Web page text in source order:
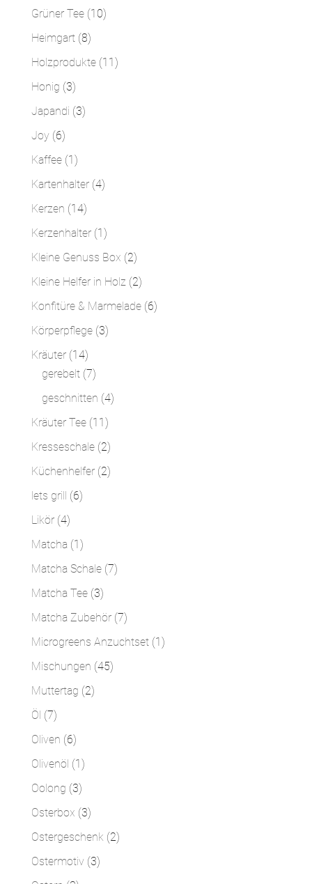
Produkte
Grüner Tee 1010
Heimgart 88
Produkte
Holzprodukte 11 11
Honig 33
Produkte
Japandi 33
Joy 66
Produkte
Kaffee 1 1
Produkt
Kartenhalter 44
Kerzen 1414
Produkte
Kerzenhalter 1 1
Produkt
Kleine Genuss Box 22
Produkte
Kleine Helfer in Holz 22
Produkte
Konfitüre & Marmelade 66
Körperpflege 33
Kräuter 1414
Produkte
gerebelt 77
Produkte
geschnitten 44
Kräuter Tee 11 11
Produkte
Kresseschale 22
Produkte
Küchenhelfer 22
lets grill 66
Likör 44
Produkte
Matcha 1 1
Produkt
Matcha Schale 77
Matcha Tee 33
Produkte
Matcha Zubehör 77
Produkte
Microgreens Anzuchtset 1 1
Mischungen 4545
Muttertag 22
Öl 77
Produkte
Oliven 66
Produkte
Olivenöl 1 1
Produkt
Oolong 33
Produkte
Osterbox 33
Produkte
Ostergeschenk 22
Ostermotiv 33